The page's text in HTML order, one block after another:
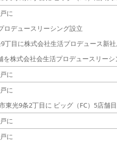
に
ロデュースリーシング設立
丁目に株式会社生活プロデュース新
を株式会社会生活プロデュースリー
に
に
東光9条2丁目に ビッグ（FC）5店舗
に
に